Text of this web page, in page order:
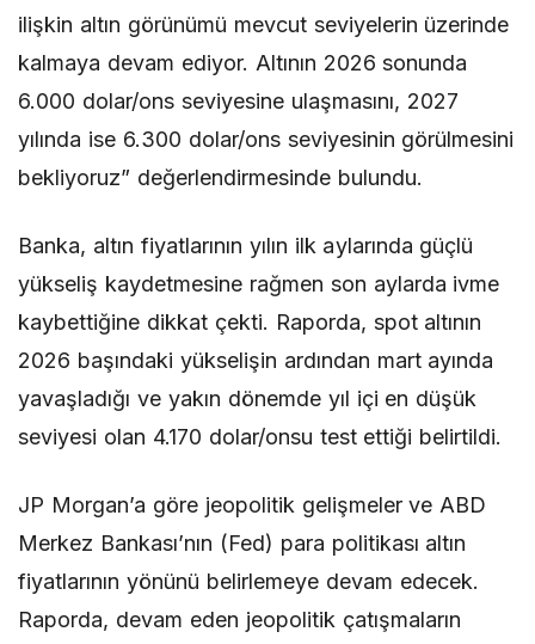
ilişkin altın görünümü mevcut seviyelerin üzerinde
kalmaya devam ediyor. Altının 2026 sonunda
6.000 dolar/ons seviyesine ulaşmasını, 2027
yılında ise 6.300 dolar/ons seviyesinin görülmesini
bekliyoruz” değerlendirmesinde bulundu.
Banka, altın fiyatlarının yılın ilk aylarında güçlü
yükseliş kaydetmesine rağmen son aylarda ivme
kaybettiğine dikkat çekti. Raporda, spot altının
2026 başındaki yükselişin ardından mart ayında
yavaşladığı ve yakın dönemde yıl içi en düşük
seviyesi olan 4.170 dolar/onsu test ettiği belirtildi.
JP Morgan’a göre jeopolitik gelişmeler ve ABD
Merkez Bankası’nın (Fed) para politikası altın
fiyatlarının yönünü belirlemeye devam edecek.
Raporda, devam eden jeopolitik çatışmaların